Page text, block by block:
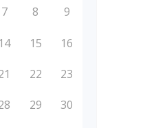
7 8 9
14 15 16
22 23
29 30